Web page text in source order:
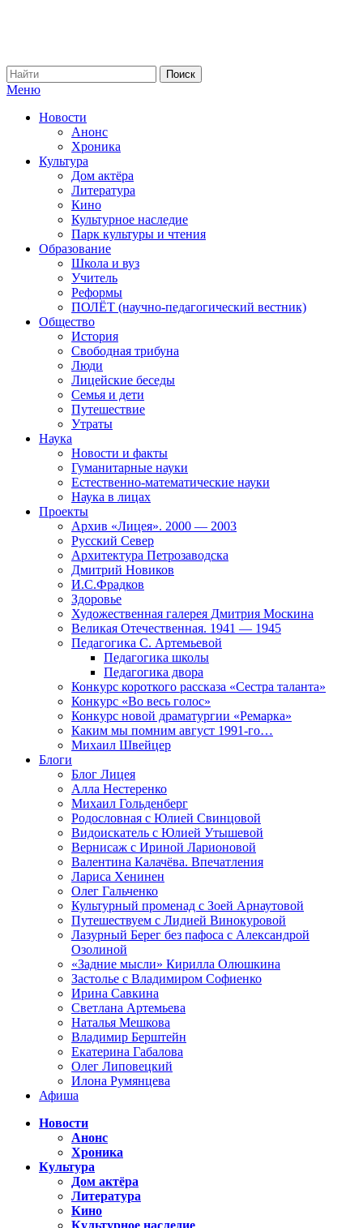
Меню
Новости
Анонс
Хроника
Культура
Дом актёра
Литература
Кино
Культурное наследие
Парк культуры и чтения
Образование
Школа и вуз
Учитель
Реформы
ПОЛЁТ (научно-педагогический вестник)
Общество
История
Свободная трибуна
Люди
Лицейские беседы
Семья и дети
Путешествие
Утраты
Наука
Новости и факты
Гуманитарные науки
Естественно-математические науки
Наука в лицах
Проекты
Архив «Лицея». 2000 — 2003
Русский Север
Архитектура Петрозаводска
Дмитрий Новиков
И.С.Фрадков
Здоровье
Художественная галерея Дмитрия Москина
Великая Отечественная. 1941 — 1945
Педагогика С. Артемьевой
Педагогика школы
Педагогика двора
Конкурс короткого рассказа «Сестра таланта»
Конкурс «Во весь голос»
Конкурс новой драматургии «Ремарка»
Каким мы помним август 1991-го…
Михаил Швейцер
Блоги
Блог Лицея
Алла Нестеренко
Михаил Гольденберг
Родословная с Юлией Свинцовой
Видоискатель с Юлией Утышевой
Вернисаж с Ириной Ларионовой
Валентина Калачёва. Впечатления
Лариса Хенинен
Олег Гальченко
Культурный променад с Зоей Арнаутовой
Путешествуем с Лидией Винокуровой
Лазурный Берег без пафоса с Александрой
Озолиной
«Задние мысли» Кирилла Олюшкина
Застолье с Владимиром Софиенко
Ирина Савкина
Светлана Артемьева
Наталья Мешкова
Владимир Берштейн
Екатерина Габалова
Олег Липовецкий
Илона Румянцева
Афиша
Новости
Анонс
Хроника
Культура
Дом актёра
Литература
Кино